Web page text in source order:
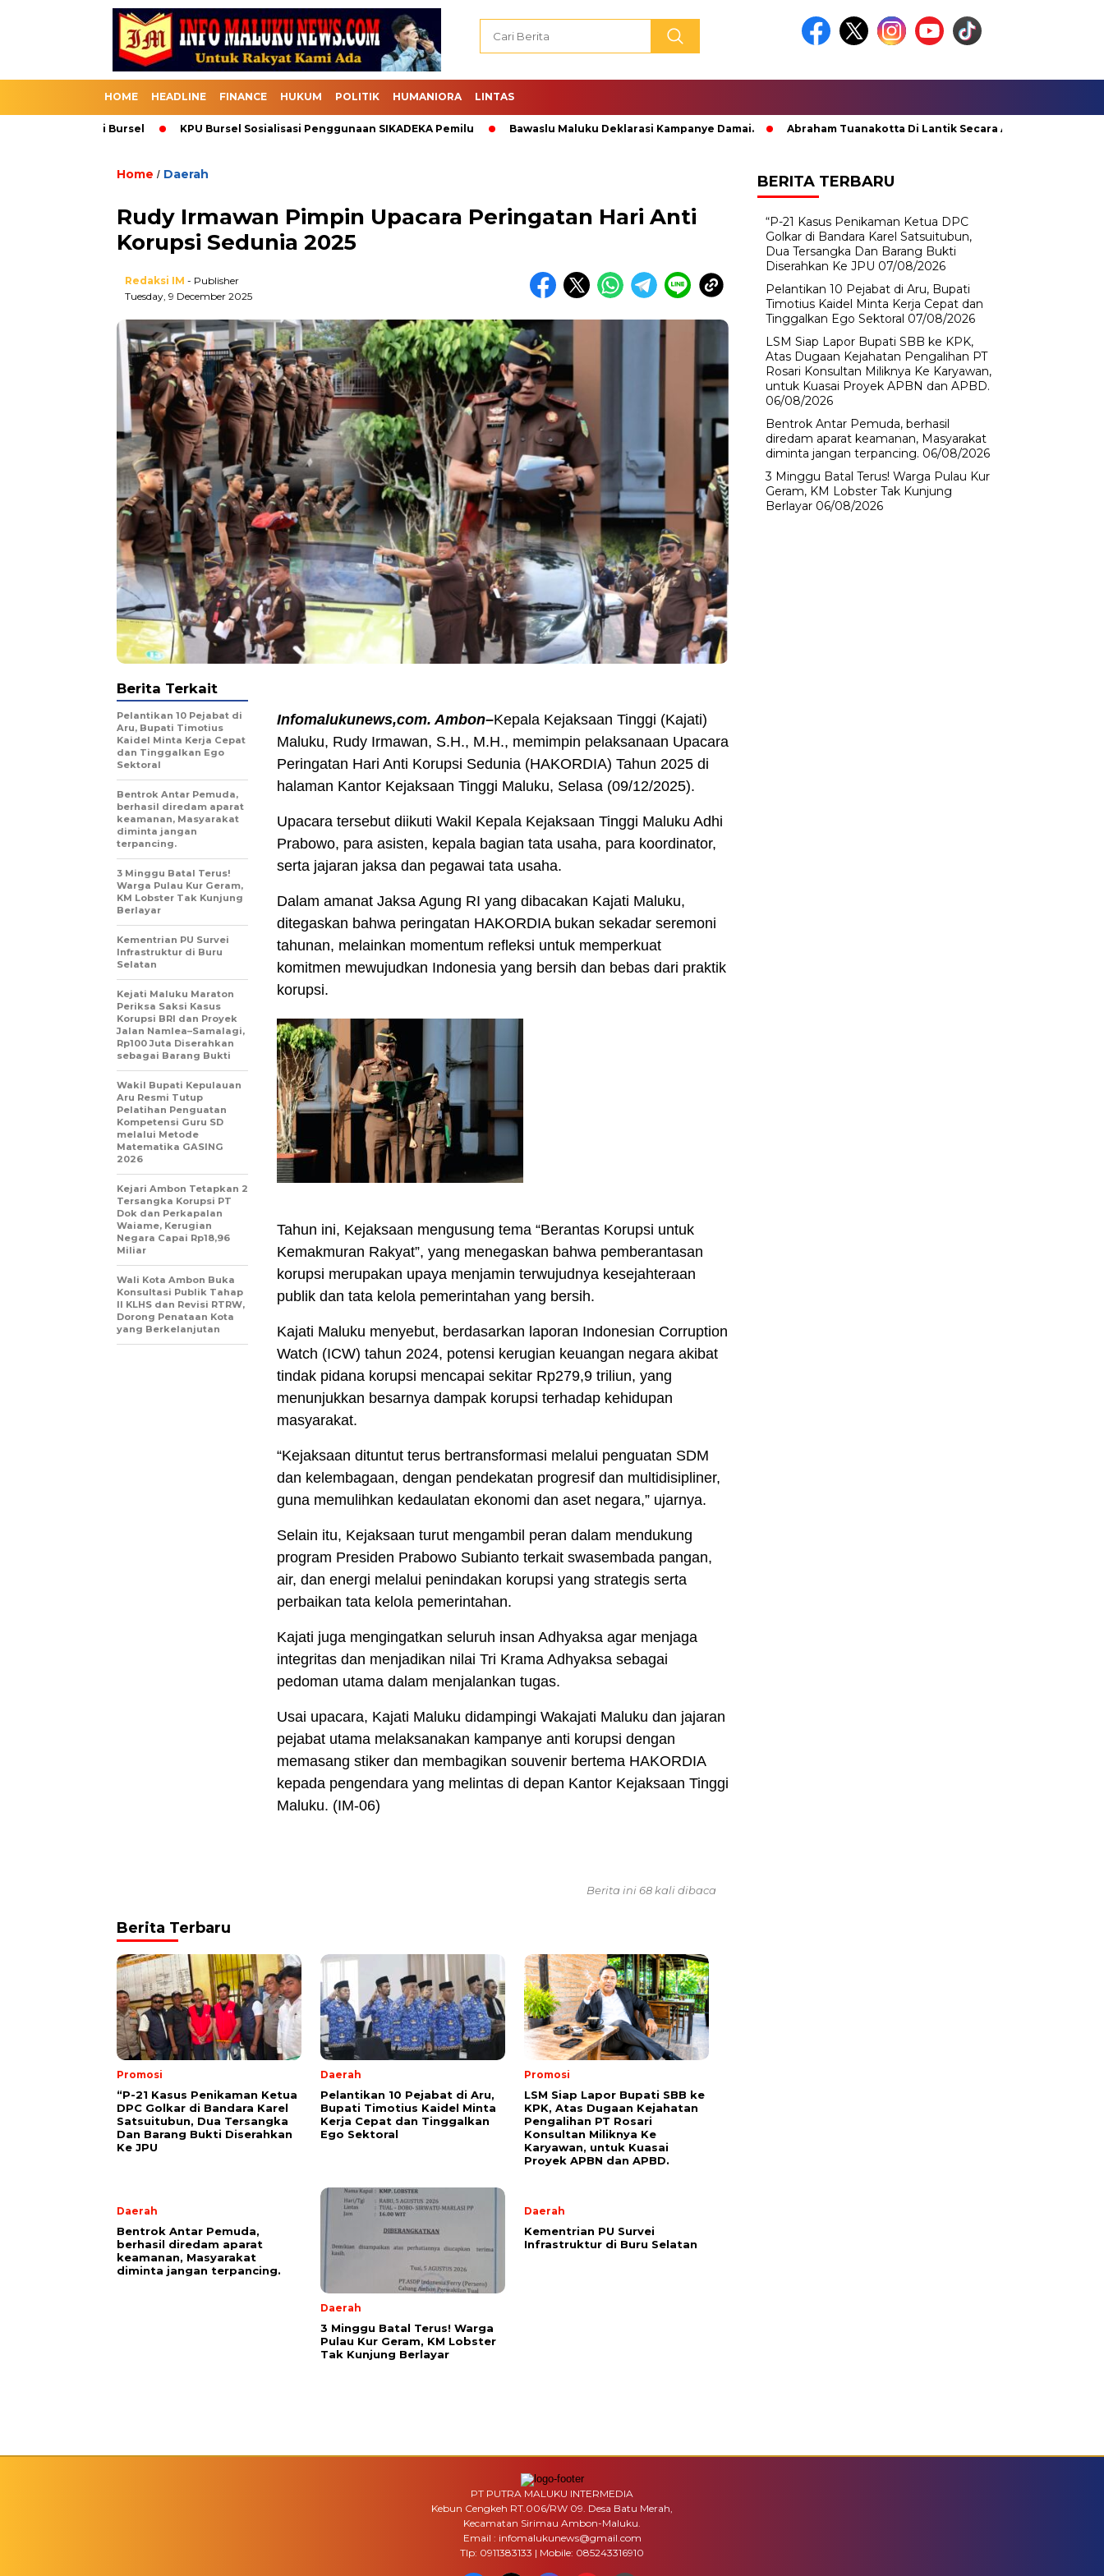
HOME HEADLINE FINANCE HUKUM POLITIK HUMANIORA LINTAS
KPU Bursel Sosialisasi Penggunaan SIKADEKA Pemilu Bawaslu Maluku Deklarasi Kampanye Damai. Abraham Tuanakotta Di Lantik Secara Adat; Pj Bupati Malteng
Home / Daerah
Rudy Irmawan Pimpin Upacara Peringatan Hari Anti
Korupsi Sedunia 2025
Redaksi IM - Publisher
Tuesday, 9 December 2025
Infomalukunews,com. Ambon–Kepala Kejaksaan Tinggi (Kajati)
Maluku, Rudy Irmawan, S.H., M.H., memimpin pelaksanaan Upacara
Peringatan Hari Anti Korupsi Sedunia (HAKORDIA) Tahun 2025 di
halaman Kantor Kejaksaan Tinggi Maluku, Selasa (09/12/2025).
Upacara tersebut diikuti Wakil Kepala Kejaksaan Tinggi Maluku Adhi
Prabowo, para asisten, kepala bagian tata usaha, para koordinator,
serta jajaran jaksa dan pegawai tata usaha.
Dalam amanat Jaksa Agung RI yang dibacakan Kajati Maluku,
ditegaskan bahwa peringatan HAKORDIA bukan sekadar seremoni
tahunan, melainkan momentum refleksi untuk memperkuat
komitmen mewujudkan Indonesia yang bersih dan bebas dari praktik
korupsi.
Tahun ini, Kejaksaan mengusung tema “Berantas Korupsi untuk
Kemakmuran Rakyat”, yang menegaskan bahwa pemberantasan
korupsi merupakan upaya menjamin terwujudnya kesejahteraan
publik dan tata kelola pemerintahan yang bersih.
Kajati Maluku menyebut, berdasarkan laporan Indonesian Corruption
Watch (ICW) tahun 2024, potensi kerugian keuangan negara akibat
tindak pidana korupsi mencapai sekitar Rp279,9 triliun, yang
menunjukkan besarnya dampak korupsi terhadap kehidupan
masyarakat.
“Kejaksaan dituntut terus bertransformasi melalui penguatan SDM
dan kelembagaan, dengan pendekatan progresif dan multidisipliner,
guna memulihkan kedaulatan ekonomi dan aset negara,” ujarnya.
Selain itu, Kejaksaan turut mengambil peran dalam mendukung
program Presiden Prabowo Subianto terkait swasembada pangan,
air, dan energi melalui penindakan korupsi yang strategis serta
perbaikan tata kelola pemerintahan.
Kajati juga mengingatkan seluruh insan Adhyaksa agar menjaga
integritas dan menjadikan nilai Tri Krama Adhyaksa sebagai
pedoman utama dalam menjalankan tugas.
Usai upacara, Kajati Maluku didampingi Wakajati Maluku dan jajaran
pejabat utama melaksanakan kampanye anti korupsi dengan
memasang stiker dan membagikan souvenir bertema HAKORDIA
kepada pengendara yang melintas di depan Kantor Kejaksaan Tinggi
Maluku. (IM-06)
Berita Terkait
Pelantikan 10 Pejabat di
Aru, Bupati Timotius
Kaidel Minta Kerja Cepat
dan Tinggalkan Ego
Sektoral
Bentrok Antar Pemuda,
berhasil diredam aparat
keamanan, Masyarakat
diminta jangan
terpancing.
3 Minggu Batal Terus!
Warga Pulau Kur Geram,
KM Lobster Tak Kunjung
Berlayar
Kementrian PU Survei
Infrastruktur di Buru
Selatan
Kejati Maluku Maraton
Periksa Saksi Kasus
Korupsi BRI dan Proyek
Jalan Namlea–Samalagi,
Rp100 Juta Diserahkan
sebagai Barang Bukti
Wakil Bupati Kepulauan
Aru Resmi Tutup
Pelatihan Penguatan
Kompetensi Guru SD
melalui Metode
Matematika GASING
2026
Kejari Ambon Tetapkan 2
Tersangka Korupsi PT
Dok dan Perkapalan
Waiame, Kerugian
Negara Capai Rp18,96
Miliar
Wali Kota Ambon Buka
Konsultasi Publik Tahap
II KLHS dan Revisi RTRW,
Dorong Penataan Kota
yang Berkelanjutan
Berita ini 68 kali dibaca
Berita Terbaru
Promosi
“P-21 Kasus Penikaman Ketua
DPC Golkar di Bandara Karel
Satsuitubun, Dua Tersangka
Dan Barang Bukti Diserahkan
Ke JPU
Daerah
Pelantikan 10 Pejabat di Aru,
Bupati Timotius Kaidel Minta
Kerja Cepat dan Tinggalkan
Ego Sektoral
Promosi
LSM Siap Lapor Bupati SBB ke
KPK, Atas Dugaan Kejahatan
Pengalihan PT Rosari
Konsultan Miliknya Ke
Karyawan, untuk Kuasai
Proyek APBN dan APBD.
Daerah
Bentrok Antar Pemuda,
berhasil diredam aparat
keamanan, Masyarakat
diminta jangan terpancing.
Daerah
3 Minggu Batal Terus! Warga
Pulau Kur Geram, KM Lobster
Tak Kunjung Berlayar
Daerah
Kementrian PU Survei
Infrastruktur di Buru Selatan
BERITA TERBARU
“P-21 Kasus Penikaman Ketua DPC
Golkar di Bandara Karel Satsuitubun,
Dua Tersangka Dan Barang Bukti
Diserahkan Ke JPU 07/08/2026
Pelantikan 10 Pejabat di Aru, Bupati
Timotius Kaidel Minta Kerja Cepat dan
Tinggalkan Ego Sektoral 07/08/2026
LSM Siap Lapor Bupati SBB ke KPK,
Atas Dugaan Kejahatan Pengalihan PT
Rosari Konsultan Miliknya Ke Karyawan,
untuk Kuasai Proyek APBN dan APBD.
06/08/2026
Bentrok Antar Pemuda, berhasil
diredam aparat keamanan, Masyarakat
diminta jangan terpancing. 06/08/2026
3 Minggu Batal Terus! Warga Pulau Kur
Geram, KM Lobster Tak Kunjung
Berlayar 06/08/2026
PT PUTRA MALUKU INTERMEDIA
Kebun Cengkeh RT.006/RW 09. Desa Batu Merah,
Kecamatan Sirimau Ambon-Maluku.
Email : infomalukunews@gmail.com
Tlp: 0911383133 | Mobile: 085243316910